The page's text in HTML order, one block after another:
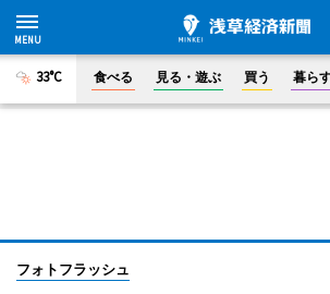
33°C 食べる 見る・遊ぶ 買う 暮ら
フォトフラッシュ